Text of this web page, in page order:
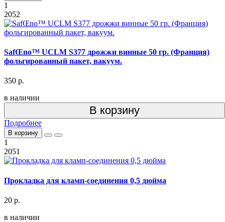
1
2052
SafŒno™ UCLM S377 дрожжи винные 50 гр. (Франция)
фольгированный пакет, вакуум.
350 р.
в наличии
В корзину
Подробнее
В корзину
1
2051
Прокладка для кламп-соединения 0,5 дюйма
20 р.
в наличии